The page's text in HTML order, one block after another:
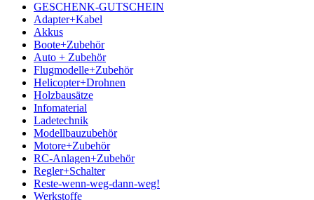
GESCHENK-GUTSCHEIN
Adapter+Kabel
Akkus
Boote+Zubehör
Auto + Zubehör
Flugmodelle+Zubehör
Helicopter+Drohnen
Holzbausätze
Infomaterial
Ladetechnik
Modellbauzubehör
Motore+Zubehör
RC-Anlagen+Zubehör
Regler+Schalter
Reste-wenn-weg-dann-weg!
Werkstoffe